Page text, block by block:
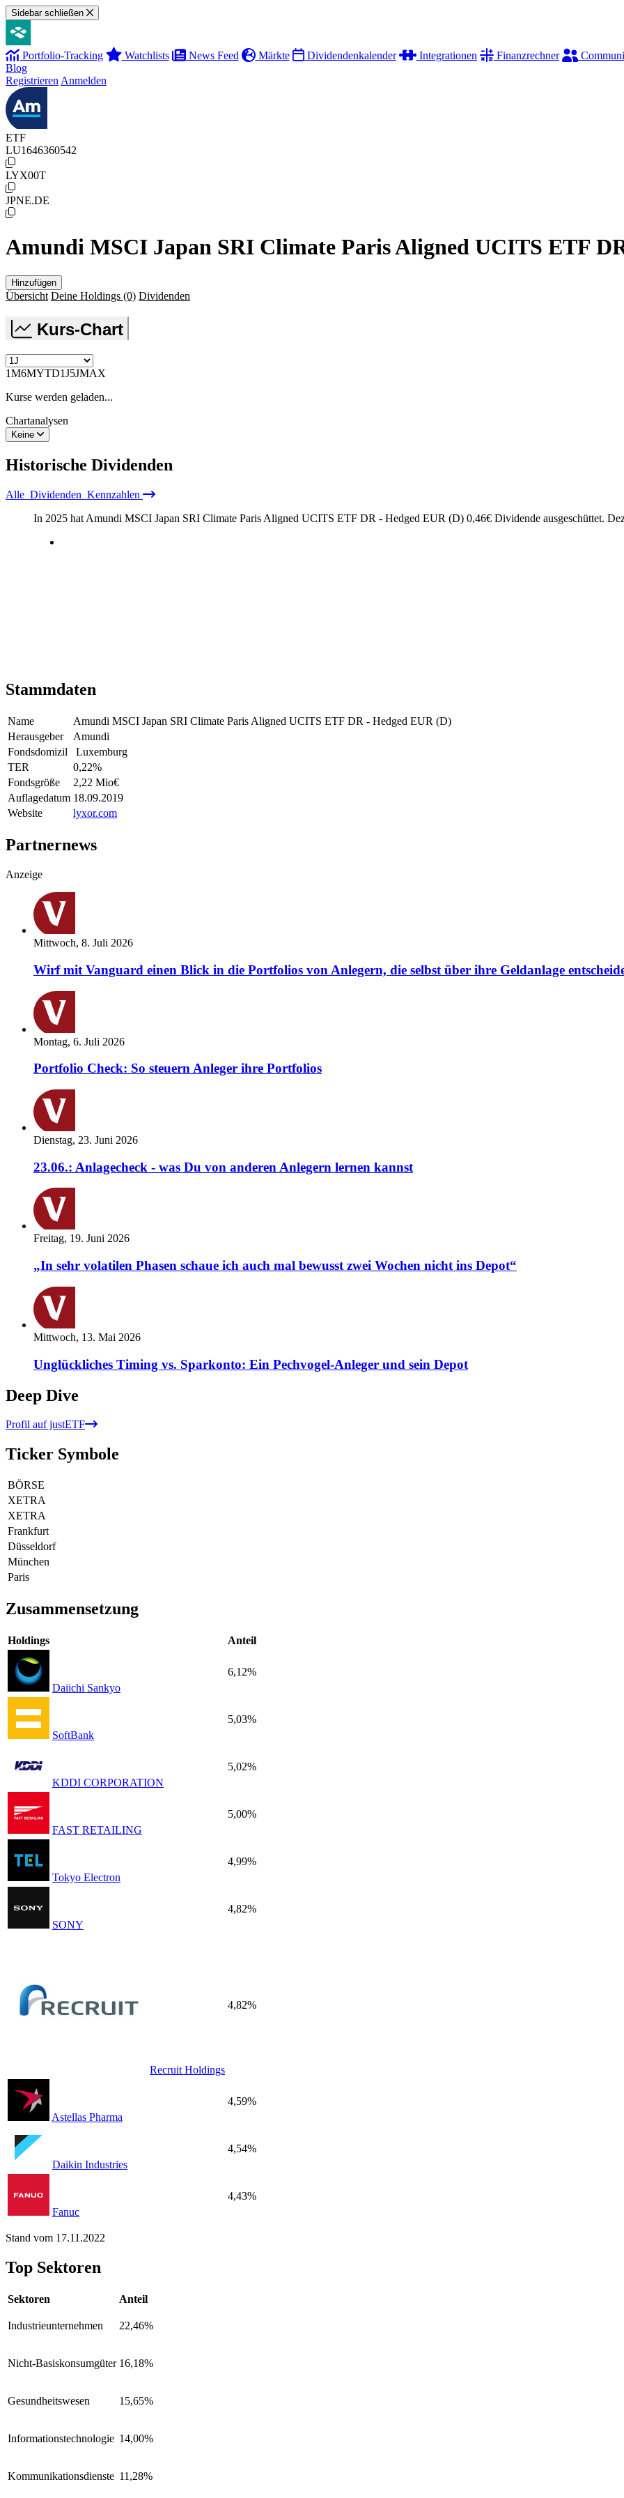
Sidebar schließen
Portfolio-Tracking Watchlists News Feed Märkte Dividendenkalender Integrationen Finanzrechner
Blog
Registrieren Anmelden
ETF
LU1646360542
LYX00T
JPNE.DE
Amundi MSCI Japan SRI Climate Paris Aligned UCITS ETF
Hinzufügen
Übersicht Deine Holdings (0) Dividenden
Kurs-Chart
1M6MYTD1J5JMAX
Kurse werden geladen...
Chartanalysen
Keine
Historische Dividenden
Alle Dividenden Kennzahlen
In 2025 hat Amundi MSCI Japan SRI Climate Paris Aligned UCITS ETF DR - Hedged EUR (D) 0,46€ Dividende ausgeschüttet.
Stammdaten
Name
Amundi MSCI Japan SRI Climate Paris Aligned UCITS ETF DR - Hedged EUR (D)
Herausgeber
Amundi
Fondsdomizil
Luxemburg
TER
0,22%
Fondsgröße
2,22 Mio€
Auflagedatum 18.09.2019
Website
lyxor.com
Partnernews
Anzeige
Mittwoch, 8. Juli 2026
Wirf mit Vanguard einen Blick in die Portfolios von Anlegern, die selbst über ihre Geldanlage
Montag, 6. Juli 2026
Portfolio Check: So steuern Anleger ihre Portfolios
Dienstag, 23. Juni 2026
23.06.: Anlagecheck - was Du von anderen Anlegern lernen kannst
Freitag, 19. Juni 2026
„In sehr volatilen Phasen schaue ich auch mal bewusst zwei Wochen nicht ins Depot“
Mittwoch, 13. Mai 2026
Unglückliches Timing vs. Sparkonto: Ein Pechvogel-Anleger und sein Depot
Deep Dive
Profil auf justETF
Ticker Symbole
BÖRSE
XETRA
XETRA
Frankfurt
Düsseldorf
München
Paris
Zusammensetzung
Holdings Anteil
Daiichi Sankyo
6,12%
SoftBank
5,03%
KDDI CORPORATION
5,02%
FAST RETAILING
5,00%
Tokyo Electron
4,99%
SONY
4,82%
Recruit Holdings
4,82%
Astellas Pharma
4,59%
Daikin Industries
4,54%
Fanuc
4,43%
Stand vom 17.11.2022
Top Sektoren
Sektoren Anteil
Industrieunternehmen 22,46%
Nicht-Basiskonsumgüter 16,18%
Gesundheitswesen 15,65%
Informationstechnologie 14,00%
Kommunikationsdienste 11,28%